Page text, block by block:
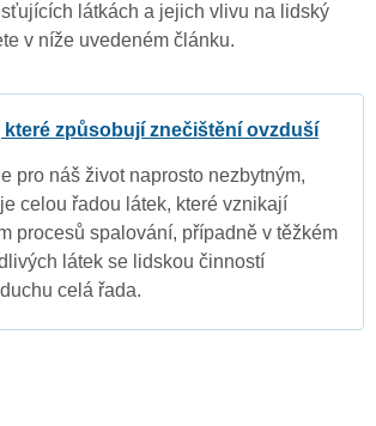
látkách a jejich vlivu na lidský
v níže uvedeném článku.
které způsobují znečištění ovzduší
pro náš život naprosto nezbytným,
celou řadou látek, které vznikají
procesů spalování, případně v těžkém
látek se lidskou činností
celá řada.